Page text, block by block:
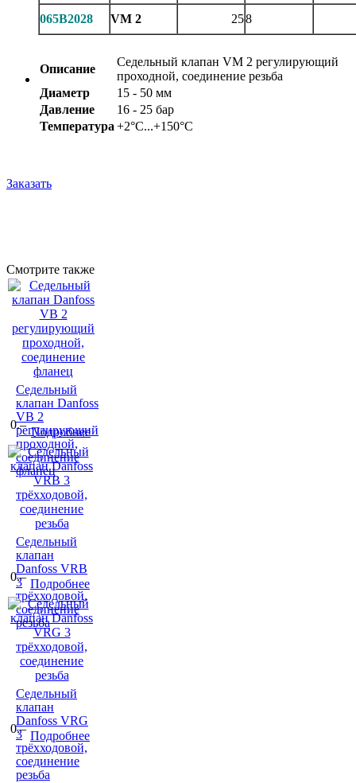
065B2028 VM 2 258
Описание
Седельный клапан VM 2 регулирующий
проходной, соединение резьба
Диаметр
15 - 50 мм
Давление
16 - 25 бар
Температура +2°С...+150°С
Заказать
Смотрите также
Седельный
клапан Danfoss
VB 2
регулирующий
проходной,
соединение
фланец
0.–
Подробнее
Седельный
клапан
Danfoss VRB
3
трёхходовой,
соединение
резьба
0.–
Подробнее
Седельный
клапан
Danfoss VRG
3
трёхходовой,
соединение
резьба
0.–
Подробнее